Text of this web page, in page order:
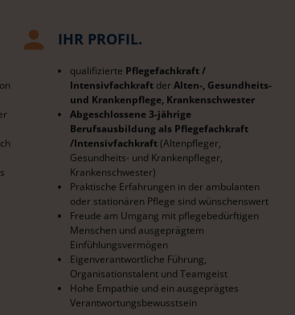
IHR PROFIL.
qualifizierte Pflegefachkraft /
Intensivfachkraft derAlten-, Gesundheits-
und Krankenpflege, Krankenschwester
Abgeschlossene 3-jährige
Berufsausbildung als Pflegefachkraft
/Intensivfachkraft(Altenpfleger,
Gesundheits- und Krankenpfleger,
Krankenschwester)
Praktische Erfahrungen in der ambulanten
oder stationären Pflege sind wünschenswert
Freude am Umgang mit pflegebedürftigen
Menschen und ausgeprägtem
Einfühlungsvermögen
Eigenverantwortliche Führung,
Organisationstalent und Teamgeist
Hohe Empathie und ein ausgeprägtes
Verantwortungsbewusstsein